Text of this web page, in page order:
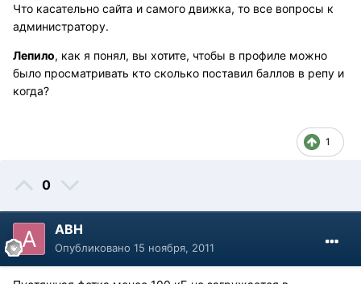
Что касательно сайта и самого движка, то все вопросы к
администратору.
Лепило, как я понял, вы хотите, чтобы в профиле можно
было просматривать кто сколько поставил баллов в репу и
когда?
1
0
АВН
Опубликовано 15 ноября, 2011